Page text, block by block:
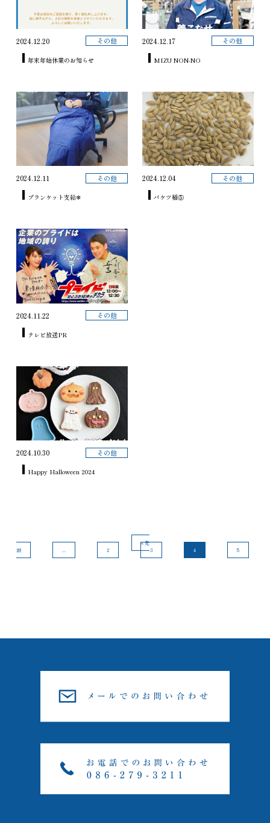
2024.12.20 その他
年末年始休業のお知らせ
2024.12.17 その他
MIZU NON-NO
2024.12.11 その他
ブランケット支給❄
2024.12.04 その他
バケツ稲⑤
2024.11.22 その他
テレビ放送PR
2024.10.30 その他
Happy Halloween 2024
« 先
頭
... 2 3 4 5